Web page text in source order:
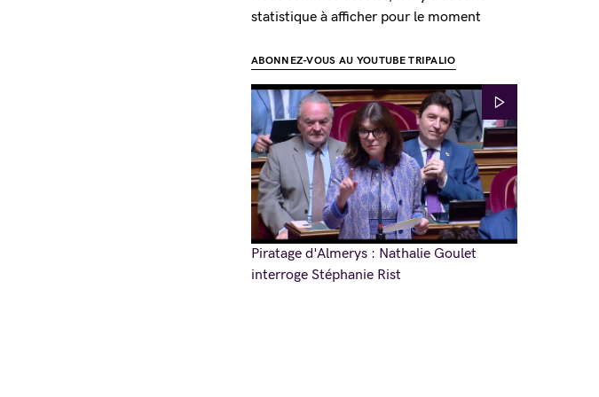
statistique à afficher pour le moment
ABONNEZ-VOUS AU YOUTUBE TRIPALIO
Piratage d'Almerys : Nathalie Goulet
interroge Stéphanie Rist